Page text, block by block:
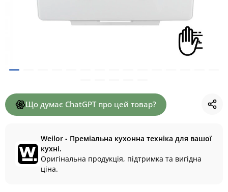
Що думає ChatGPT про цей товар?
Weilor - Преміальна кухонна техніка для вашої
кухні.
Оригінальна продукція, підтримка та вигідна
ціна.